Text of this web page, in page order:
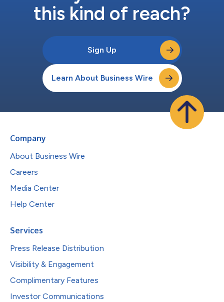
this kind of reach?
Sign Up
Learn About Business Wire
Company
About Business Wire
Careers
Media Center
Help Center
Services
Press Release Distribution
Visibility & Engagement
Complimentary Features
Investor Communications